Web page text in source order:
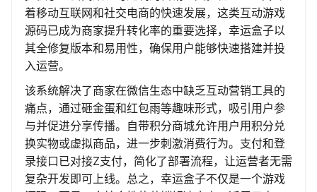
着移动互联网和社交电商的快速发展，这类互动游戏
源码已成为商家提升转化率的重要选择，幸运盒子以
其全修复版本和易用性，确保用户能够快速搭建并投
入运营。
该系统解决了商家在微信生态中缺乏互动营销工具的
痛点，通过砸金蛋和红包雨等趣味形式，吸引用户参
与并促进分享传播。自带积分商城允许用户用积分兑
换实物或虚拟商品，进一步刺激消费行为。支付和登
录接口已对接Z支付，简化了部署流程，让运营者无需
复杂开发即可上线。总之，幸运盒子不仅是一个游戏